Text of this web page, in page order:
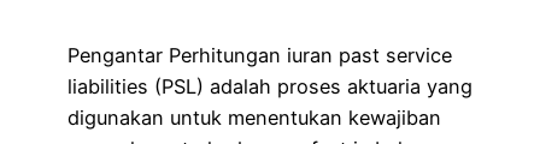
Pengantar Perhitungan iuran past service
liabilities (PSL) adalah proses aktuaria yang
digunakan untuk menentukan kewajiban